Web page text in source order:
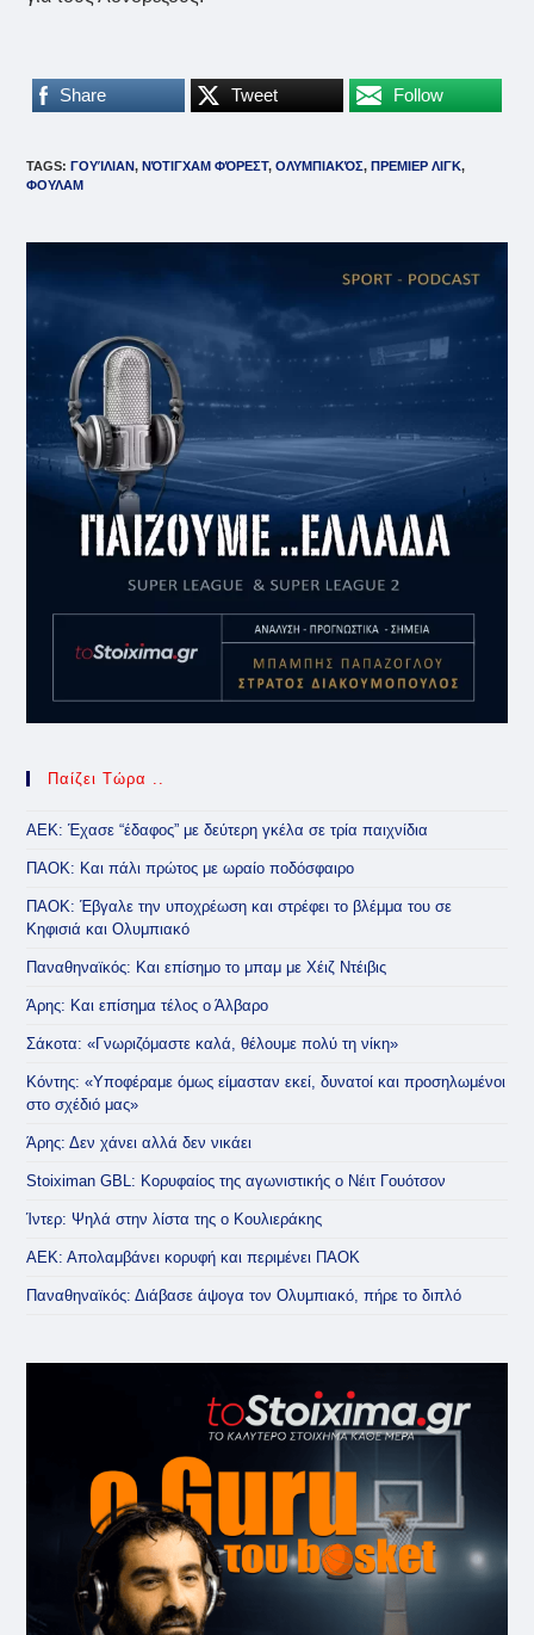
Share Tweet Follow
TAGS:ΓΟΥΊΛΙΑΝ, ΝΌΤΙΓΧΑΜ ΦΌΡΕΣΤ, ΟΛΥΜΠΙΑΚΌΣ, ΠΡΕΜΙΕΡ ΛΙΓΚ,
ΦΟΥΛΑΜ
Παίζει Τώρα ..
ΑΕΚ: Έχασε “έδαφος” με δεύτερη γκέλα σε τρία παιχνίδια
ΠΑΟΚ: Και πάλι πρώτος με ωραίο ποδόσφαιρο
ΠΑΟΚ: Έβγαλε την υποχρέωση και στρέφει το βλέμμα του σε
Κηφισιά και Ολυμπιακό
Παναθηναϊκός: Και επίσημο το μπαμ με Χέιζ Ντέιβις
Άρης: Και επίσημα τέλος ο Άλβαρο
Σάκοτα: «Γνωριζόμαστε καλά, θέλουμε πολύ τη νίκη»
Κόντης: «Υποφέραμε όμως είμασταν εκεί, δυνατοί και προσηλωμένοι
στο σχέδιό μας»
Άρης: Δεν χάνει αλλά δεν νικάει
Stoiximan GBL: Κορυφαίος της αγωνιστικής ο Νέιτ Γουότσον
Ίντερ: Ψηλά στην λίστα της ο Κουλιεράκης
ΑΕΚ: Απολαμβάνει κορυφή και περιμένει ΠΑΟΚ
Παναθηναϊκός: Διάβασε άψογα τον Ολυμπιακό, πήρε το διπλό